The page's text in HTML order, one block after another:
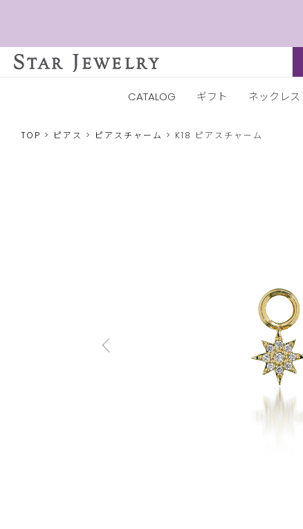
CATALOG ギフト ネックレス
TOP ピアス ピアスチャーム K18 ピアスチャーム